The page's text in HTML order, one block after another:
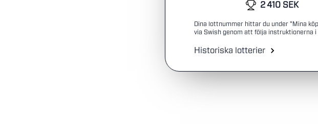
2 410 SEK
Dina lottnummer hittar du under "Mina
via Swish genom att följa instruktionerna i
Historiska lotterier